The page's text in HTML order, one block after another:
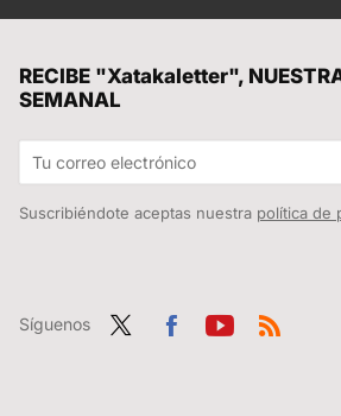
RECIBE "Xatakaletter",
SEMANAL
Suscribiéndote aceptas nuestra política de
Síguenos